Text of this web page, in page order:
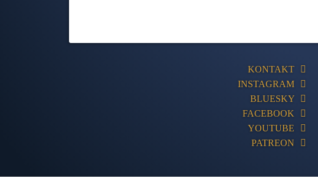
KONTAKT
INSTAGRAM
BLUESKY
FACEBOOK
YOUTUBE
PATREON